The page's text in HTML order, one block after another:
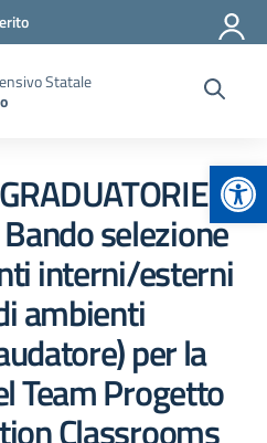
Statale
selezione
interni/esterni
ambienti
per la
Team Progetto
Classrooms